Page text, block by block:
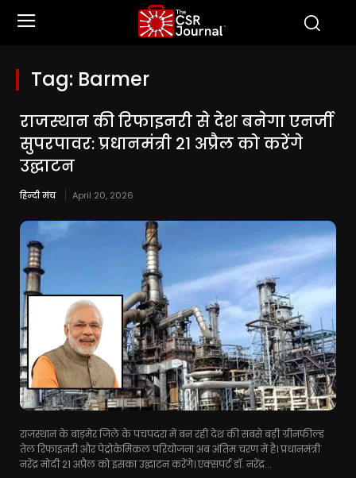
Tag: Barmer
राजस्थान की रिफाइनरी से देश बनेगा एनर्जी
सुपरपावर: प्रधानमंत्री 21 अप्रैल को करेंगे
उद्घाटन
हिन्दी मंच April 20, 2026
राजस्थान के बाड़मेर जिले के पचपदरा में बन रही देश की सबसे बड़ी ग्रीनफील्ड
तेल रिफाइनरी और पेट्रोकेमिकल परियोजना अब अंतिम चरण में है। प्रधानमंत्री
नरेंद्र मोदी 21 अप्रैल को इसका उद्घाटन करेंगे। एक्सपर्ट डॉ. नरेंद्र...